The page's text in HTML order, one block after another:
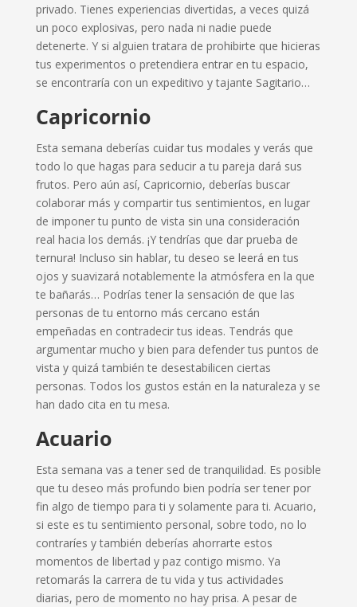
privado. Tienes experiencias divertidas, a veces quizá
un poco explosivas, pero nada ni nadie puede
detenerte. Y si alguien tratara de prohibirte que hicieras
tus experimentos o pretendiera entrar en tu espacio,
se encontraría con un expeditivo y tajante Sagitario…
Capricornio
Esta semana deberías cuidar tus modales y verás que
todo lo que hagas para seducir a tu pareja dará sus
frutos. Pero aún así, Capricornio, deberías buscar
colaborar más y compartir tus sentimientos, en lugar
de imponer tu punto de vista sin una consideración
real hacia los demás. ¡Y tendrías que dar prueba de
ternura! Incluso sin hablar, tu deseo se leerá en tus
ojos y suavizará notablemente la atmósfera en la que
te bañarás… Podrías tener la sensación de que las
personas de tu entorno más cercano están
empeñadas en contradecir tus ideas. Tendrás que
argumentar mucho y bien para defender tus puntos de
vista y quizá también te desestabilicen ciertas
personas. Todos los gustos están en la naturaleza y se
han dado cita en tu mesa.
Acuario
Esta semana vas a tener sed de tranquilidad. Es posible
que tu deseo más profundo bien podría ser tener por
fin algo de tiempo para ti y solamente para ti. Acuario,
si este es tu sentimiento personal, sobre todo, no lo
contraríes y también deberías ahorrarte estos
momentos de libertad y paz contigo mismo. Ya
retomarás la carrera de tu vida y tus actividades
diarias, pero de momento no hay prisa. A pesar de